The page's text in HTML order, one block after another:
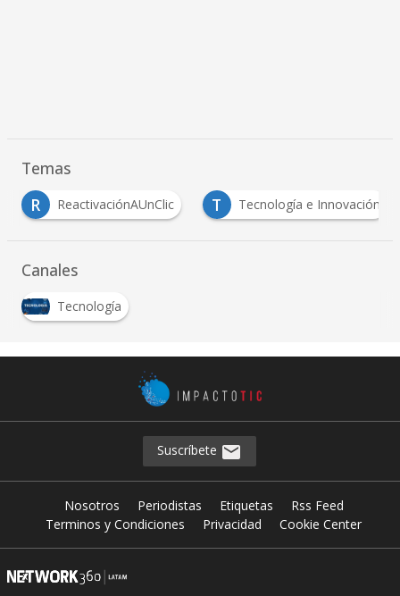
Temas
R
ReactivaciónAUnClic T
Tecnología e Innovación
Canales
Tecnología
Suscríbete
Nosotros Periodistas Etiquetas
Rss Feed
Terminos y Condiciones
Privacidad Cookie Center